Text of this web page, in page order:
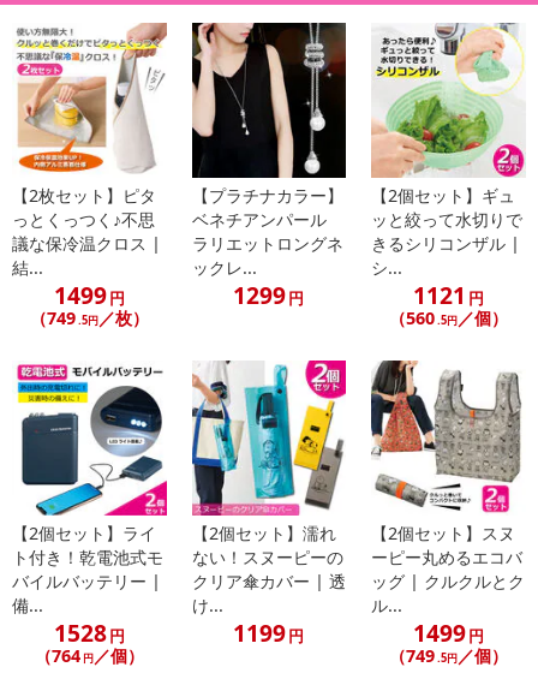
・商品サイズ：
【2枚セット】ピタ
っとくっつく♪不思
議な保冷温クロス |
結...
1499円
（749.5円／枚）
【プラチナカラー】
ベネチアンパール
ラリエットロングネ
ックレ...
1299円
【2個セット】ギュ
ッと絞って水切りで
きるシリコンザル |
シ...
1121 円
（560.5円／個）
【2個セット】ライ
ト付き！乾電池式モ
バイルバッテリー |
備...
1528円
（764 円／個）
【2個セット】濡れ
ない！スヌーピーの
クリア傘カバー | 透
け...
1199円
【2個セット】スヌ
ーピー丸めるエコバ
ッグ | クルクルとク
ル...
1499円
（749.5円 ／個）